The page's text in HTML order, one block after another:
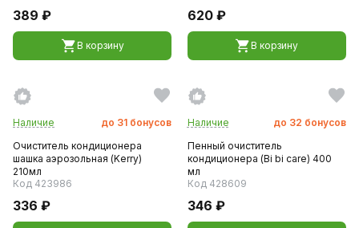
389 ₽
В корзину
620 ₽
В корзину
Наличие до 31 бонусов
Очиститель кондиционера
шашка аэрозольная (Kerry)
210мл
Код 423986
336 ₽
Наличие до 32 бонусов
Пенный очиститель
кондиционера (Bi bi care) 400
мл
Код 428609
346 ₽